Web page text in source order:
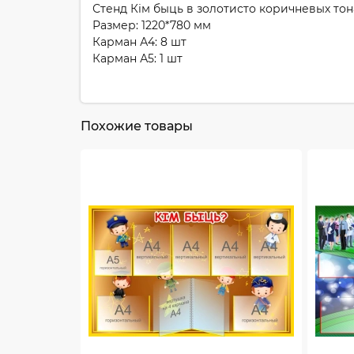
Стенд Кім быць в золотисто коричневых
Размер: 1220*780 мм
Карман А4: 8 шт
Карман А5: 1 шт
Похожие товары